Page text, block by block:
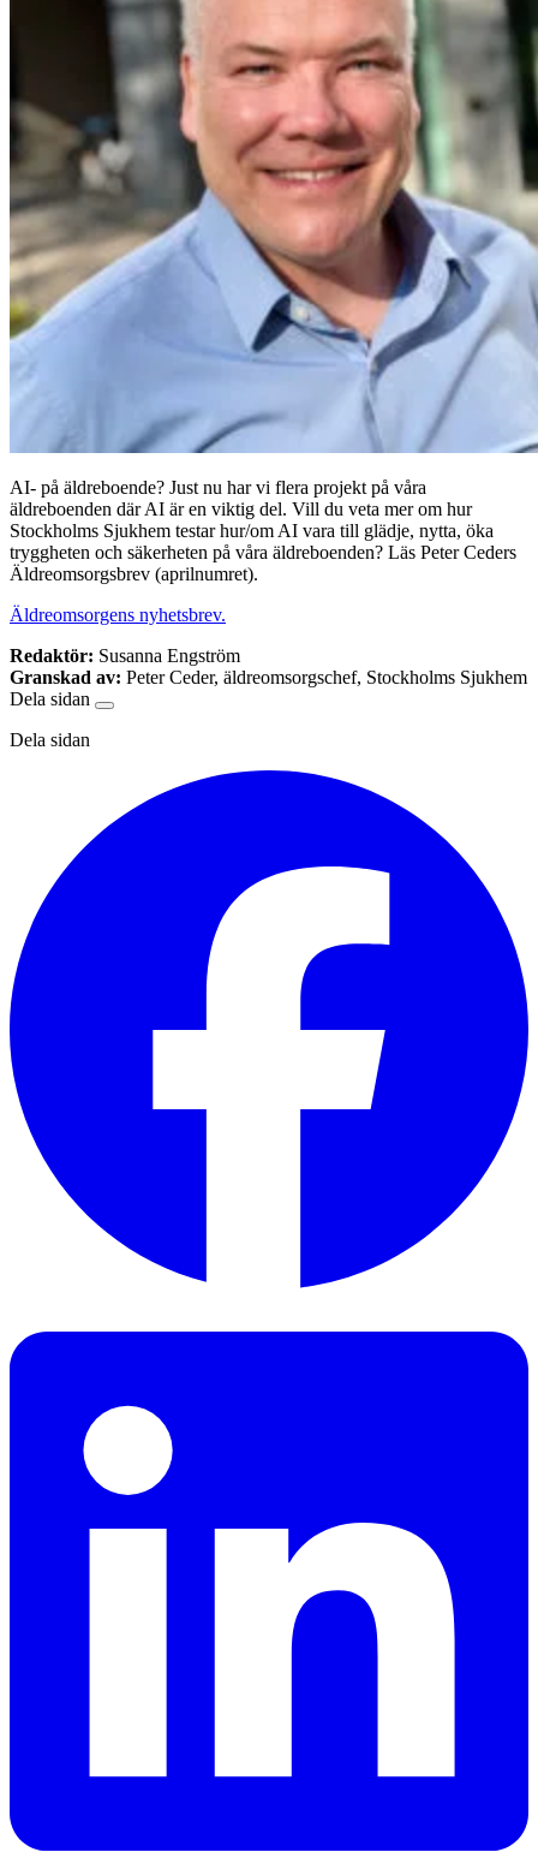
AI- på äldreboende? Just nu har vi flera projekt på våra
äldreboenden där AI är en viktig del. Vill du veta mer om hur
Stockholms Sjukhem testar hur/om AI vara till glädje, nytta, öka
tryggheten och säkerheten på våra äldreboenden? Läs Peter Ceders
Äldreomsorgsbrev (aprilnumret).
Äldreomsorgens nyhetsbrev.
Redaktör: Susanna Engström
Granskad av: Peter Ceder, äldreomsorgschef, Stockholms Sjukhem
Dela sidan
Dela sidan